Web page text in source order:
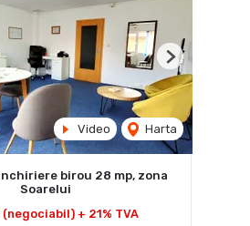
Video Harta
Next
birou 28 mp, zona
Soarelui
(negociabil) + 21% TVA